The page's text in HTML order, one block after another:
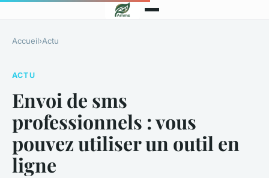
Accueil›Actu
ACTU
Envoi de sms
professionnels : vous
pouvez utiliser un outil en
ligne